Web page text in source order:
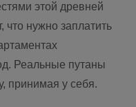
этой древней
что нужно заплатить
Реальные путаны
принимая у себя.